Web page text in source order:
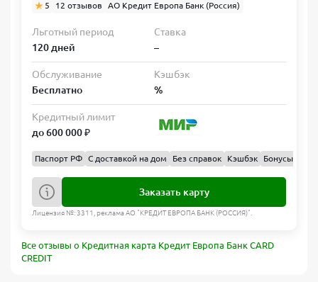
5 12 отзывов АО Кредит Европа Банк (Россия)
Льготный период
120 дней
Ставка
–
Обслуживание
Бесплатно
Кэшбэк
%
Кредитный лимит
до 600 000 ₽
Паспорт РФ С доставкой на дом Без справок Кэшбэк Бонусы
Заказать карту
Лицензия №: 3311, реклама АО "КРЕДИТ ЕВРОПА БАНК (РОССИЯ)".
Все отзывы о Кредитная карта Кредит Европа Банк CARD
CREDIT